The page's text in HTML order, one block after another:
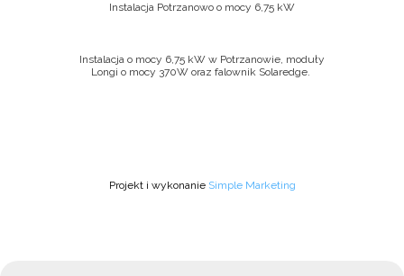
Instalacja Potrzanowo o mocy 6,75 kW
Instalacja o mocy 6,75 kW w Potrzanowie, moduły
Longi o mocy 370W oraz falownik Solaredge.
Projekt i wykonanie Simple Marketing